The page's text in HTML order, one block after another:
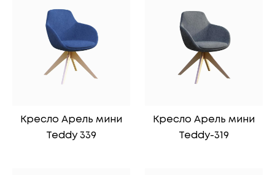
Кресло Арель мини
Teddy 339
Кресло Арель мини
Teddy-319